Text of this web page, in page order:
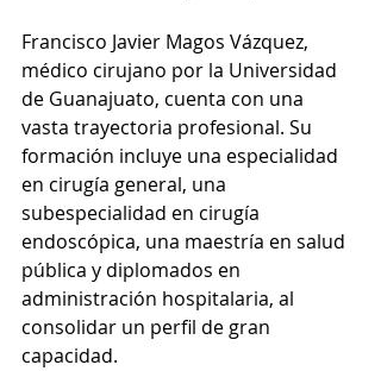
Francisco Javier Magos Vázquez,
médico cirujano por la Universidad
de Guanajuato, cuenta con una
vasta trayectoria profesional. Su
formación incluye una especialidad
en cirugía general, una
subespecialidad en cirugía
endoscópica, una maestría en salud
pública y diplomados en
administración hospitalaria, al
consolidar un perfil de gran
capacidad.